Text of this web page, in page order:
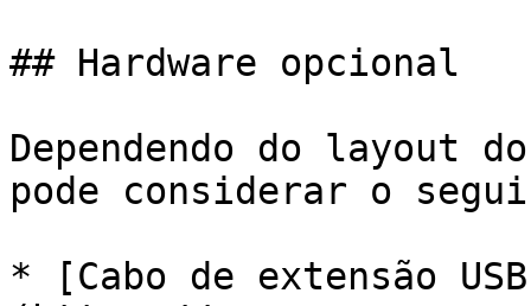
## Hardware opcional
Dependendo do layout
pode considerar o
* [Cabo de extensão